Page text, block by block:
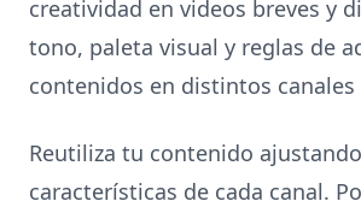
creatividad en videos breves y
tono, paleta visual y reglas de
contenidos en distintos
Reutiliza tu contenido
características de cada canal.